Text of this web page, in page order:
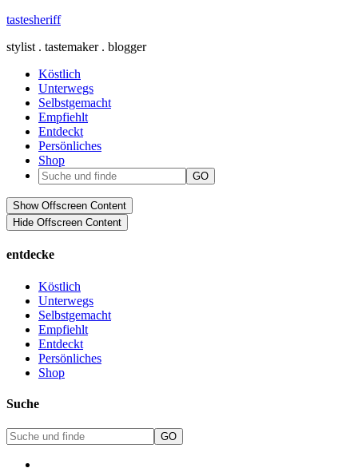
tastesheriff
stylist . tastemaker . blogger
Köstlich
Unterwegs
Selbstgemacht
Empfiehlt
Entdeckt
Persönliches
Shop
Show Offscreen Content
Hide Offscreen Content
entdecke
Köstlich
Unterwegs
Selbstgemacht
Empfiehlt
Entdeckt
Persönliches
Shop
Suche